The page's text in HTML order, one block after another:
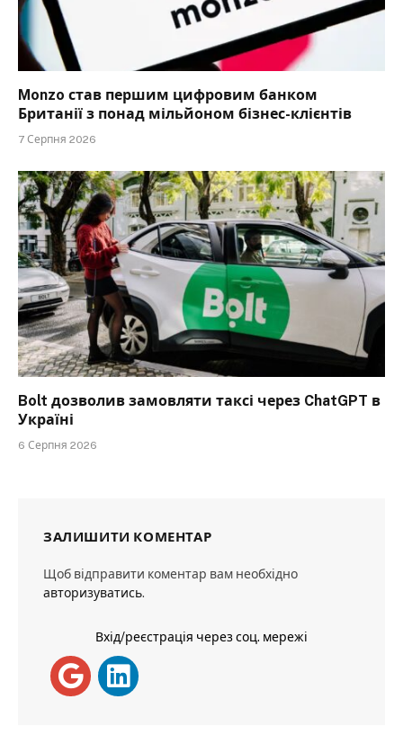
Monzo став першим цифровим банком
Британії з понад мільйоном бізнес-клієнтів
7 Серпня 2026
Bolt дозволив замовляти таксі через ChatGPT в
Україні
6 Серпня 2026
ЗАЛИШИТИ КОМЕНТАР
Щоб відправити коментар вам необхідно
авторизуватись.
Вхід/реєстрація через соц. мережі